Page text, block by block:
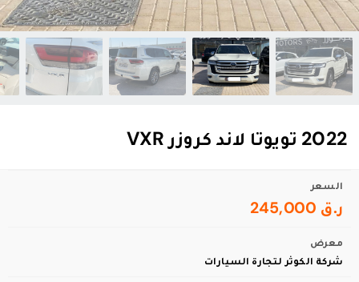
2022 تويوتا لاند كروزر VXR
السعر
ر.ق 245,000
معرض
شركة الكوثر لتجارة السيارات